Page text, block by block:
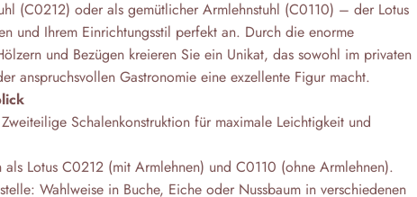
(C0212) oder als gemütlicher Armlehnstuhl (C0110) – der Lotus
und Ihrem Einrichtungsstil perfekt an. Durch die enorme
und Bezügen kreieren Sie ein Unikat, das sowohl im privaten
anspruchsvollen Gastronomie eine exzellente Figur macht.
Schalenkonstruktion für maximale Leichtigkeit und
Lotus C0212 (mit Armlehnen) und C0110 (ohne Armlehnen).
Wahlweise in Buche, Eiche oder Nussbaum in verschiedenen